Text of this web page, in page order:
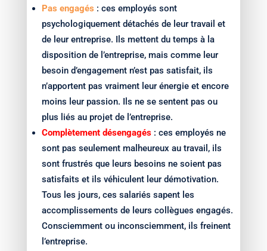
Pas engagés : ces employés sont
psychologiquement détachés de leur travail et
de leur entreprise. Ils mettent du temps à la
disposition de l’entreprise, mais comme leur
besoin d’engagement n’est pas satisfait, ils
n’apportent pas vraiment leur énergie et encore
moins leur passion. Ils ne se sentent pas ou
plus liés au projet de l’entreprise.
Complètement désengagés: ces employés ne
sont pas seulement malheureux au travail, ils
sont frustrés que leurs besoins ne soient pas
satisfaits et ils véhiculent leur démotivation.
Tous les jours, ces salariés sapent les
accomplissements de leurs collègues engagés.
Consciemment ou inconsciemment, ils freinent
l’entreprise.